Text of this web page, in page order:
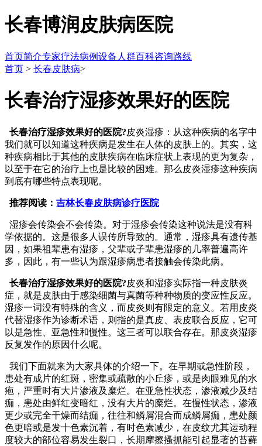
长春博润皮肤病医院
首页简介专家疗法病例设备 人群百科咨询路线
首页 > 长春皮肤病>
长春治疗湿疹效果好的医院
长春治疗湿疹效果好的医院?皮炎湿疹：从这种疾病的名字中
我们就可以知道这种疾病是发生在人体的皮肤上的。其实，这
种疾病相比于其他的皮肤疾病在临床症状上表现的更为复杂，
以至于在它的治疗上也是比较的困难。那么皮炎湿疹这种疾病
到底有哪些特点表现呢。
推荐阅读： 吉林长春皮肤病诊疗医院
湿疹会传染会不会传染。对于湿疹会传染这种说法是没有科
学依据的。这是很多人误传所导致的。通常，湿疹具有遗传基
因，如果祖辈患有湿疹，父辈或子辈患湿疹的几率普遍高许
多，因此，有一些认为跟湿疹病患者接触会传染此病。
长春治疗湿疹效果好的医院?皮炎和湿疹实际指一种皮肤炎
症，就是皮肤由于感染细菌与真菌等种种物质的变应性反应。
湿疹一词没有特殊的含义，而皮炎则有限定的意义。若用皮炎
代替湿疹作为诊断术语，则指的是真皮、表皮联合反应，它可
以是急性、亚急性和慢性。这三者可以联合存在。那皮炎湿疹
反复发作的原因什么呢。
我们下面就来为大家具体的介绍一下。在早期或急性阶段，
患处有成片的红斑，密集或疏散的小丘疹，或是肉眼难见的水
疱，严重时有大片渗液及糜烂。在亚急性状态，渗液减少及结
痂，患处由鲜红变暗红，没有大片的糜烂。在慢性状态，渗液
更少或完全干燥而结痂，往往和鳞屑混合而成鳞屑痂，患处颜
色更暗或是发十色素沉着，有时色素减少，在皮纹尤其运动程
度较大的部位容易发生裂口，长期摩擦搔抓能引起显著的苔藓